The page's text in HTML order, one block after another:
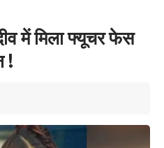
में मिला फ्यूचर फेस
!